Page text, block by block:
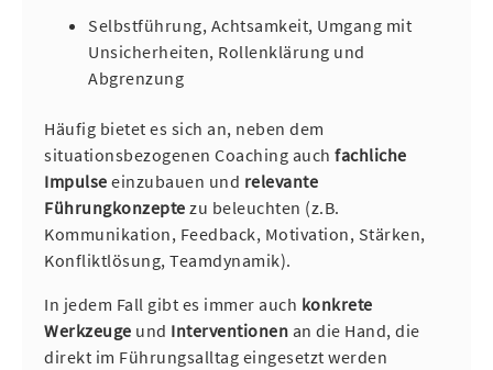
Selbstführung, Achtsamkeit, Umgang mit
Unsicherheiten, Rollenklärung und
Abgrenzung
Häufig bietet es sich an, neben dem
situationsbezogenen Coaching auch fachliche
Impulse einzubauen und relevante
Führungkonzepte zu beleuchten (z.B.
Kommunikation, Feedback, Motivation, Stärken,
Konfliktlösung, Teamdynamik).
In jedem Fall gibt es immer auch konkrete
Werkzeuge und Interventionen an die Hand, die
direkt im Führungsalltag eingesetzt werden